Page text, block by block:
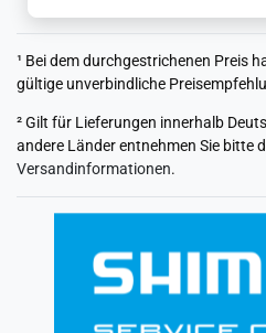
¹ Bei dem durchgestrichenen Preis
gültige unverbindliche
² Gilt für Lieferungen innerhalb
andere Länder entnehmen Sie bitte
Versandinformationen.